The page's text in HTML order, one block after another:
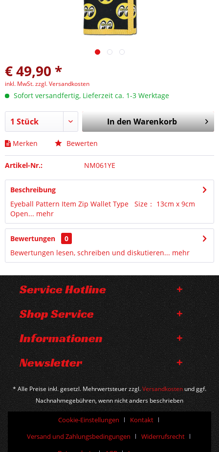
€ 49,90 *
inkl. MwSt.zzgl. Versandkosten
Sofort versandfertig, Lieferzeit ca. 1-3 Werktage
In denWarenkorb
Merken Bewerten
Artikel-Nr.: NM061YE
Beschreibung
Eyeball Pattern Item Zip Wallet Type Size： 13cm x 9cm
Open... mehr
Bewertungen
0
Bewertungen lesen, schreiben und diskutieren... mehr
Service Hotline
Shop Service
Informationen
Newsletter
* Alle Preise inkl. gesetzl. Mehrwertsteuer zzgl.Versandkosten und ggf.
Nachnahmegebühren, wenn nicht anders beschrieben
Cookie-Einstellungen
Kontakt
Versand und Zahlungsbedingungen
Widerrufsrecht